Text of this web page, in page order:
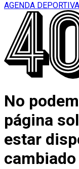
AGENDA DEPORTIVA
No
página
estar
cambiado